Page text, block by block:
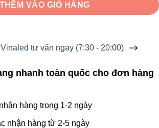
THÊM VÀO GIỎ HÀNG
tư vấn ngay (7:30 - 20:00)
nhanh toàn quốc cho đơn hàng
hàng trong 1-2 ngày
nhận hàng từ 2-5 ngày